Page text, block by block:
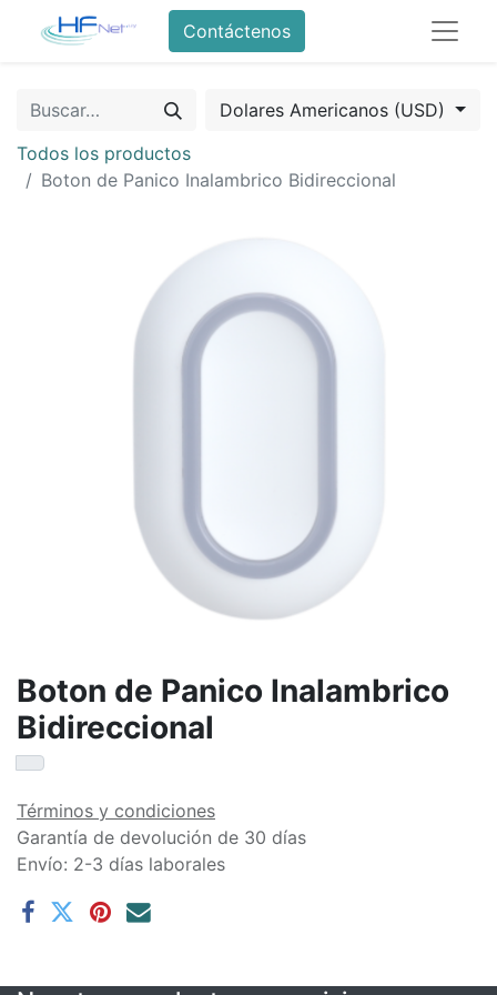
Contáctenos
Dolares Americanos (USD)
Todos los productos
Boton de Panico Inalambrico Bidireccional
Boton de Panico Inalambrico
Bidireccional
Términos y condiciones
Garantía de devolución de 30 días
Envío: 2-3 días laborales